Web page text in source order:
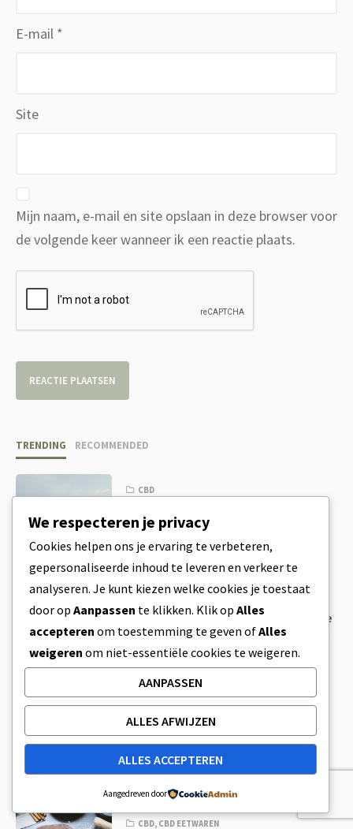
E-mail *
Site
Mijn naam, e-mail en site opslaan in deze browser voor
de volgende keer wanneer ik een reactie plaats.
TRENDING RECOMMENDED
CBD
huisdieren zijn er dol op, nu
aanbevolen door uw dierenarts CBD
3 MIN READ 8 APRIL 2023
CBD Bubbelbad en 5 manieren om de
ultieme zelfverzorgingsroutine met
CBD op te bouwen
CBD Dranken zoals Trip CBD voegen
een nieuwe dimensie toe aan de
Edibles Markt
3 MIN READ 8 APRIL 2023
CBD, CBD EETWAREN
We respecteren je privacy
Cookies helpen ons je ervaring te verbeteren,
gepersonaliseerde inhoud te leveren en verkeer te
analyseren. Je kunt kiezen welke cookies je toestaat
door op Aanpassen te klikken. Klik op Alles
accepteren om toestemming te geven ofAlles
weigeren om niet-essentiële cookies te weigeren.
AANPASSEN
ALLES AFWIJZEN
ALLES ACCEPTEREN
Aangedreven door